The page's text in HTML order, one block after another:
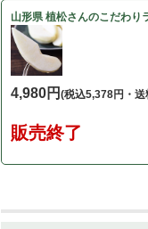
山形県 植松さんのこだわり
4,980円 (税込5,378円・送
販売終了